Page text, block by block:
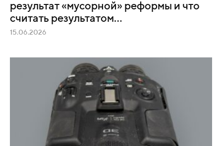
результат «мусорной» реформы и что
считать результатом...
15.06.2026